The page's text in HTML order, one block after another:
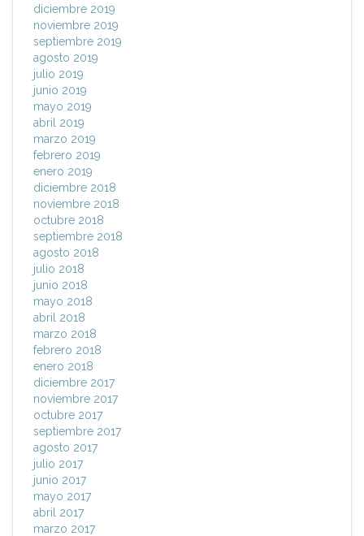
diciembre 2019
noviembre 2019
septiembre 2019
agosto 2019
julio 2019
junio 2019
mayo 2019
abril 2019
marzo 2019
febrero 2019
enero 2019
diciembre 2018
noviembre 2018
octubre 2018
septiembre 2018
agosto 2018
julio 2018
junio 2018
mayo 2018
abril 2018
marzo 2018
febrero 2018
enero 2018
diciembre 2017
noviembre 2017
octubre 2017
septiembre 2017
agosto 2017
julio 2017
junio 2017
mayo 2017
abril 2017
marzo 2017